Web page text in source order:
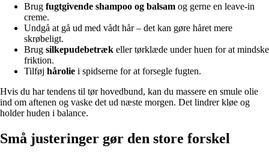
Brug fugtgivende shampoo og balsam og gerne en leave-in
creme.
Undgå at gå ud med vådt hår – det kan gøre håret mere
skrøbeligt.
Brug silkepudebetræk eller tørklæde under huen for at mindske
friktion.
Tilføj hårolie i spidserne for at forsegle fugten.
Hvis du har tendens til tør hovedbund, kan du massere en smule olie
ind om aftenen og vaske det ud næste morgen. Det lindrer kløe og
holder huden i balance.
Små justeringer gør den store forskel